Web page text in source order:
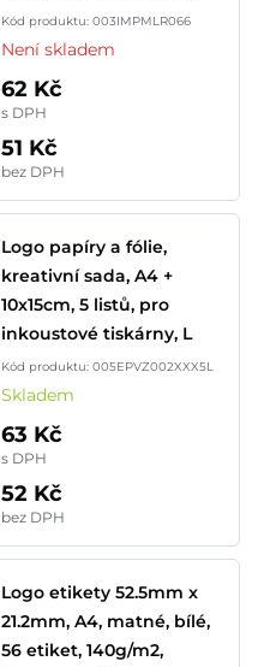
Kód produktu: 003IMPMLR066
Není skladem
62 Kč
s DPH
51 Kč
bez DPH
Logo papíry a fólie,
kreativní sada, A4 +
10x15cm, 5 listů, pro
inkoustové tiskárny, L
Kód produktu: 005EPVZ002XXX5L
Skladem
63 Kč
s DPH
52 Kč
bez DPH
Logo etikety 52.5mm x
21.2mm, A4, matné, bílé,
56 etiket, 140g/m2,